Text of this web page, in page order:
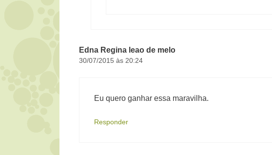
Edna Regina leao de melo
30/07/2015 às 20:24
Eu quero ganhar essa maravilha.
Responder